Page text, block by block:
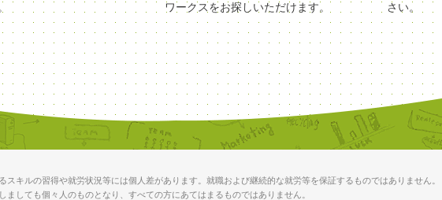
ワークスをお探しいただけます。
さい。
キルの習得や就労状況等には個人差があります。就職および継続的な就労等を保証するものではありません。
ましても個々人のものとなり、すべての方にあてはまるものではありません。